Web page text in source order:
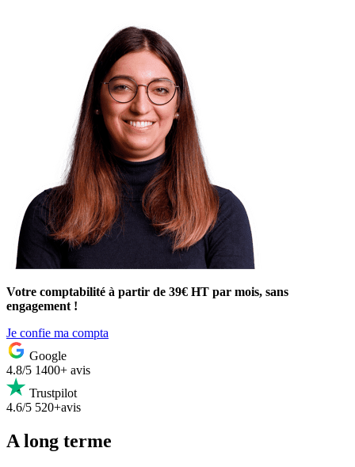
Votre comptabilité à partir de 39€ HT par mois, sans
engagement !
Je confie ma compta
Google
4.8/5 1400+ avis
Trustpilot
4.6/5 520+avis
A long terme